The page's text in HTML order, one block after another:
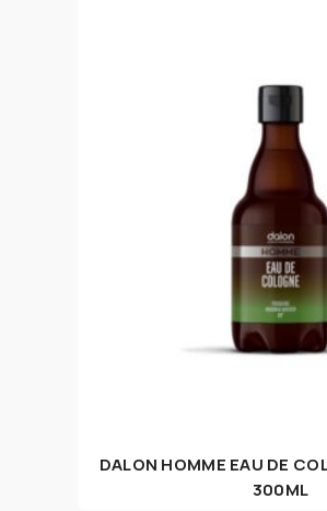
DALON HOMME EAU DE
300ML